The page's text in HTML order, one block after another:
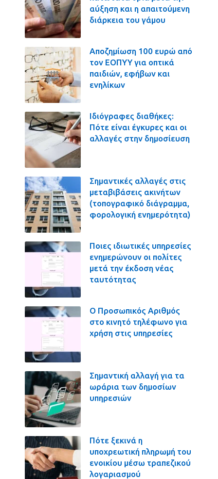
αύξηση και η απαιτούμενη
διάρκεια του γάμου
Αποζημίωση 100 ευρώ από
τον ΕΟΠΥΥ για οπτικά
παιδιών, εφήβων και
ενηλίκων
Ιδιόγραφες διαθήκες:
Πότε είναι έγκυρες και οι
αλλαγές στην δημοσίευση
Σημαντικές αλλαγές στις
μεταβιβάσεις ακινήτων
(τοπογραφικό διάγραμμα,
φορολογική ενημερότητα)
Ποιες ιδιωτικές υπηρεσίες
ενημερώνουν οι πολίτες
μετά την έκδοση νέας
ταυτότητας
Ο Προσωπικός Αριθμός
στο κινητό τηλέφωνο για
χρήση στις υπηρεσίες
Σημαντική αλλαγή για τα
ωράρια των δημοσίων
υπηρεσιών
Πότε ξεκινά η
υποχρεωτική πληρωμή του
ενοικίου μέσω τραπεζικού
λογαριασμού